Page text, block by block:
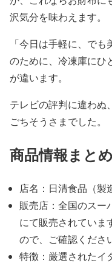
沢気分を味わえます。
「今日は手軽に、で
のために、冷凍庫にひ
が違います。
テレビの評判に違わぬ
ごちそうさまでした。
商品情報まとめ
店名：日清食品（製
販売店：全国のスー
にて販売されていま
ので、ご確認くださ
特徴：厳選されたイ